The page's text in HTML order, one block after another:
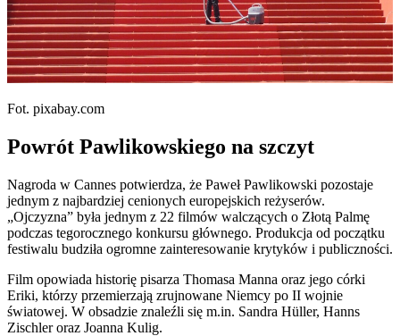
Fot. pixabay.com
Powrót Pawlikowskiego na szczyt
Nagroda w Cannes potwierdza, że Paweł Pawlikowski pozostaje
jednym z najbardziej cenionych europejskich reżyserów.
„Ojczyzna” była jednym z 22 filmów walczących o Złotą Palmę
podczas tegorocznego konkursu głównego. Produkcja od początku
festiwalu budziła ogromne zainteresowanie krytyków i publiczności.
Film opowiada historię pisarza Thomasa Manna oraz jego córki
Eriki, którzy przemierzają zrujnowane Niemcy po II wojnie
światowej. W obsadzie znaleźli się m.in. Sandra Hüller, Hanns
Zischler oraz Joanna Kulig.